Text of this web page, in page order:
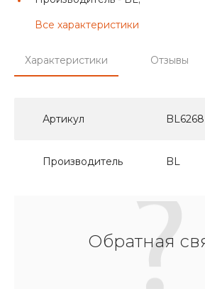
Все характеристики
Характеристики Отзывы
Артикул BL6268
Производитель BL
Обратная